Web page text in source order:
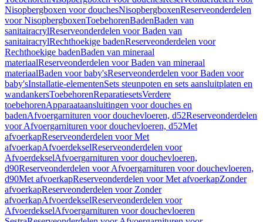
Nisopbergboxen voor douchesNisopbergboxenReserveonderdelen
voor NisopbergboxenToebehorenBadenBaden van
sanitairacrylReserveonderdelen voor Baden van
sanitairacrylRechthoekige badenReserveonderdelen voor
Rechthoekige badenBaden van mineraal
materiaalReserveonderdelen voor Baden van mineraal
materiaalBaden voor baby'sReserveonderdelen voor Baden voor
baby'sInstallatie-elementenSets steunpoten en sets aansluitplaten en
wandankersToebehorenReparatiesetsVerdere
toebehorenApparaataansluitingen voor douches en
badenAfvoergarnituren voor douchevloeren, d52Reserveonderdelen
voor Afvoergarnituren voor douchevloeren, d52Met
afvoerkapReserveonderdelen voor Met
afvoerkapAfvoerdekselReserveonderdelen voor
AfvoerdekselAfvoergarnituren voor douchevloeren,
d90Reserveonderdelen voor Afvoergarnituren voor douchevloeren,
d90Met afvoerkapReserveonderdelen voor Met afvoerkapZonder
afvoerkapReserveonderdelen voor Zonder
afvoerkapAfvoerdekselReserveonderdelen voor
AfvoerdekselAfvoergarnituren voor douchevloeren